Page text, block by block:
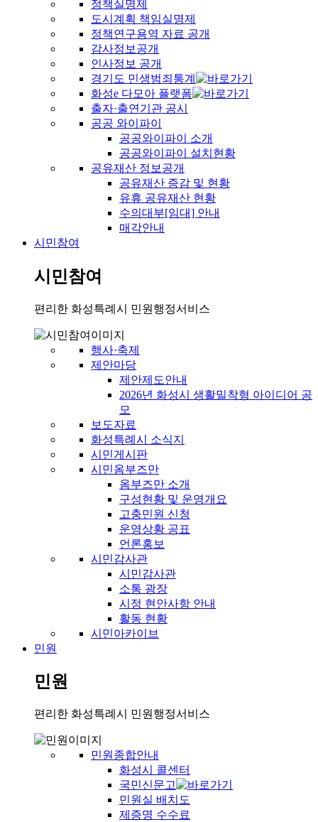
정책실명제
도시계획 책임실명제
정책연구용역 자료 공개
감사정보공개
인사정보 공개
경기도 민생범죄통계
화성e 다모아 플랫폼
출자·출연기관 공시
공공 와이파이
공공와이파이 소개
공공와이파이 설치현황
공유재산 정보공개
공유재산 증감 및 현황
유휴 공유재산 현황
수의대부[임대] 안내
매각안내
시민참여
시민참여
편리한 화성특례시 민원행정서비스
행사·축제
제안마당
제안제도안내
2026년 화성시 생활밀착형 아이디어 공
모
보도자료
화성특례시 소식지
시민게시판
시민옴부즈만
옴부즈만 소개
구성현황 및 운영개요
고충민원 신청
운영상황 공표
언론홍보
시민감사관
시민감사관
소통 광장
시정 현안사항 안내
활동 현황
시민아카이브
민원
민원
편리한 화성특례시 민원행정서비스
민원종합안내
화성시 콜센터
국민신문고
민원실 배치도
제증명 수수료